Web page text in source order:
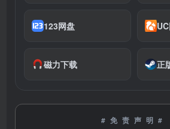
123网盘
磁力下载 正
#免责声明#